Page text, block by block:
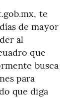
te
de mayor
al
que
busca
para
que diga